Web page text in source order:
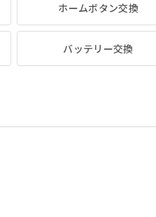
ホームボタン交換
バッテリー交換